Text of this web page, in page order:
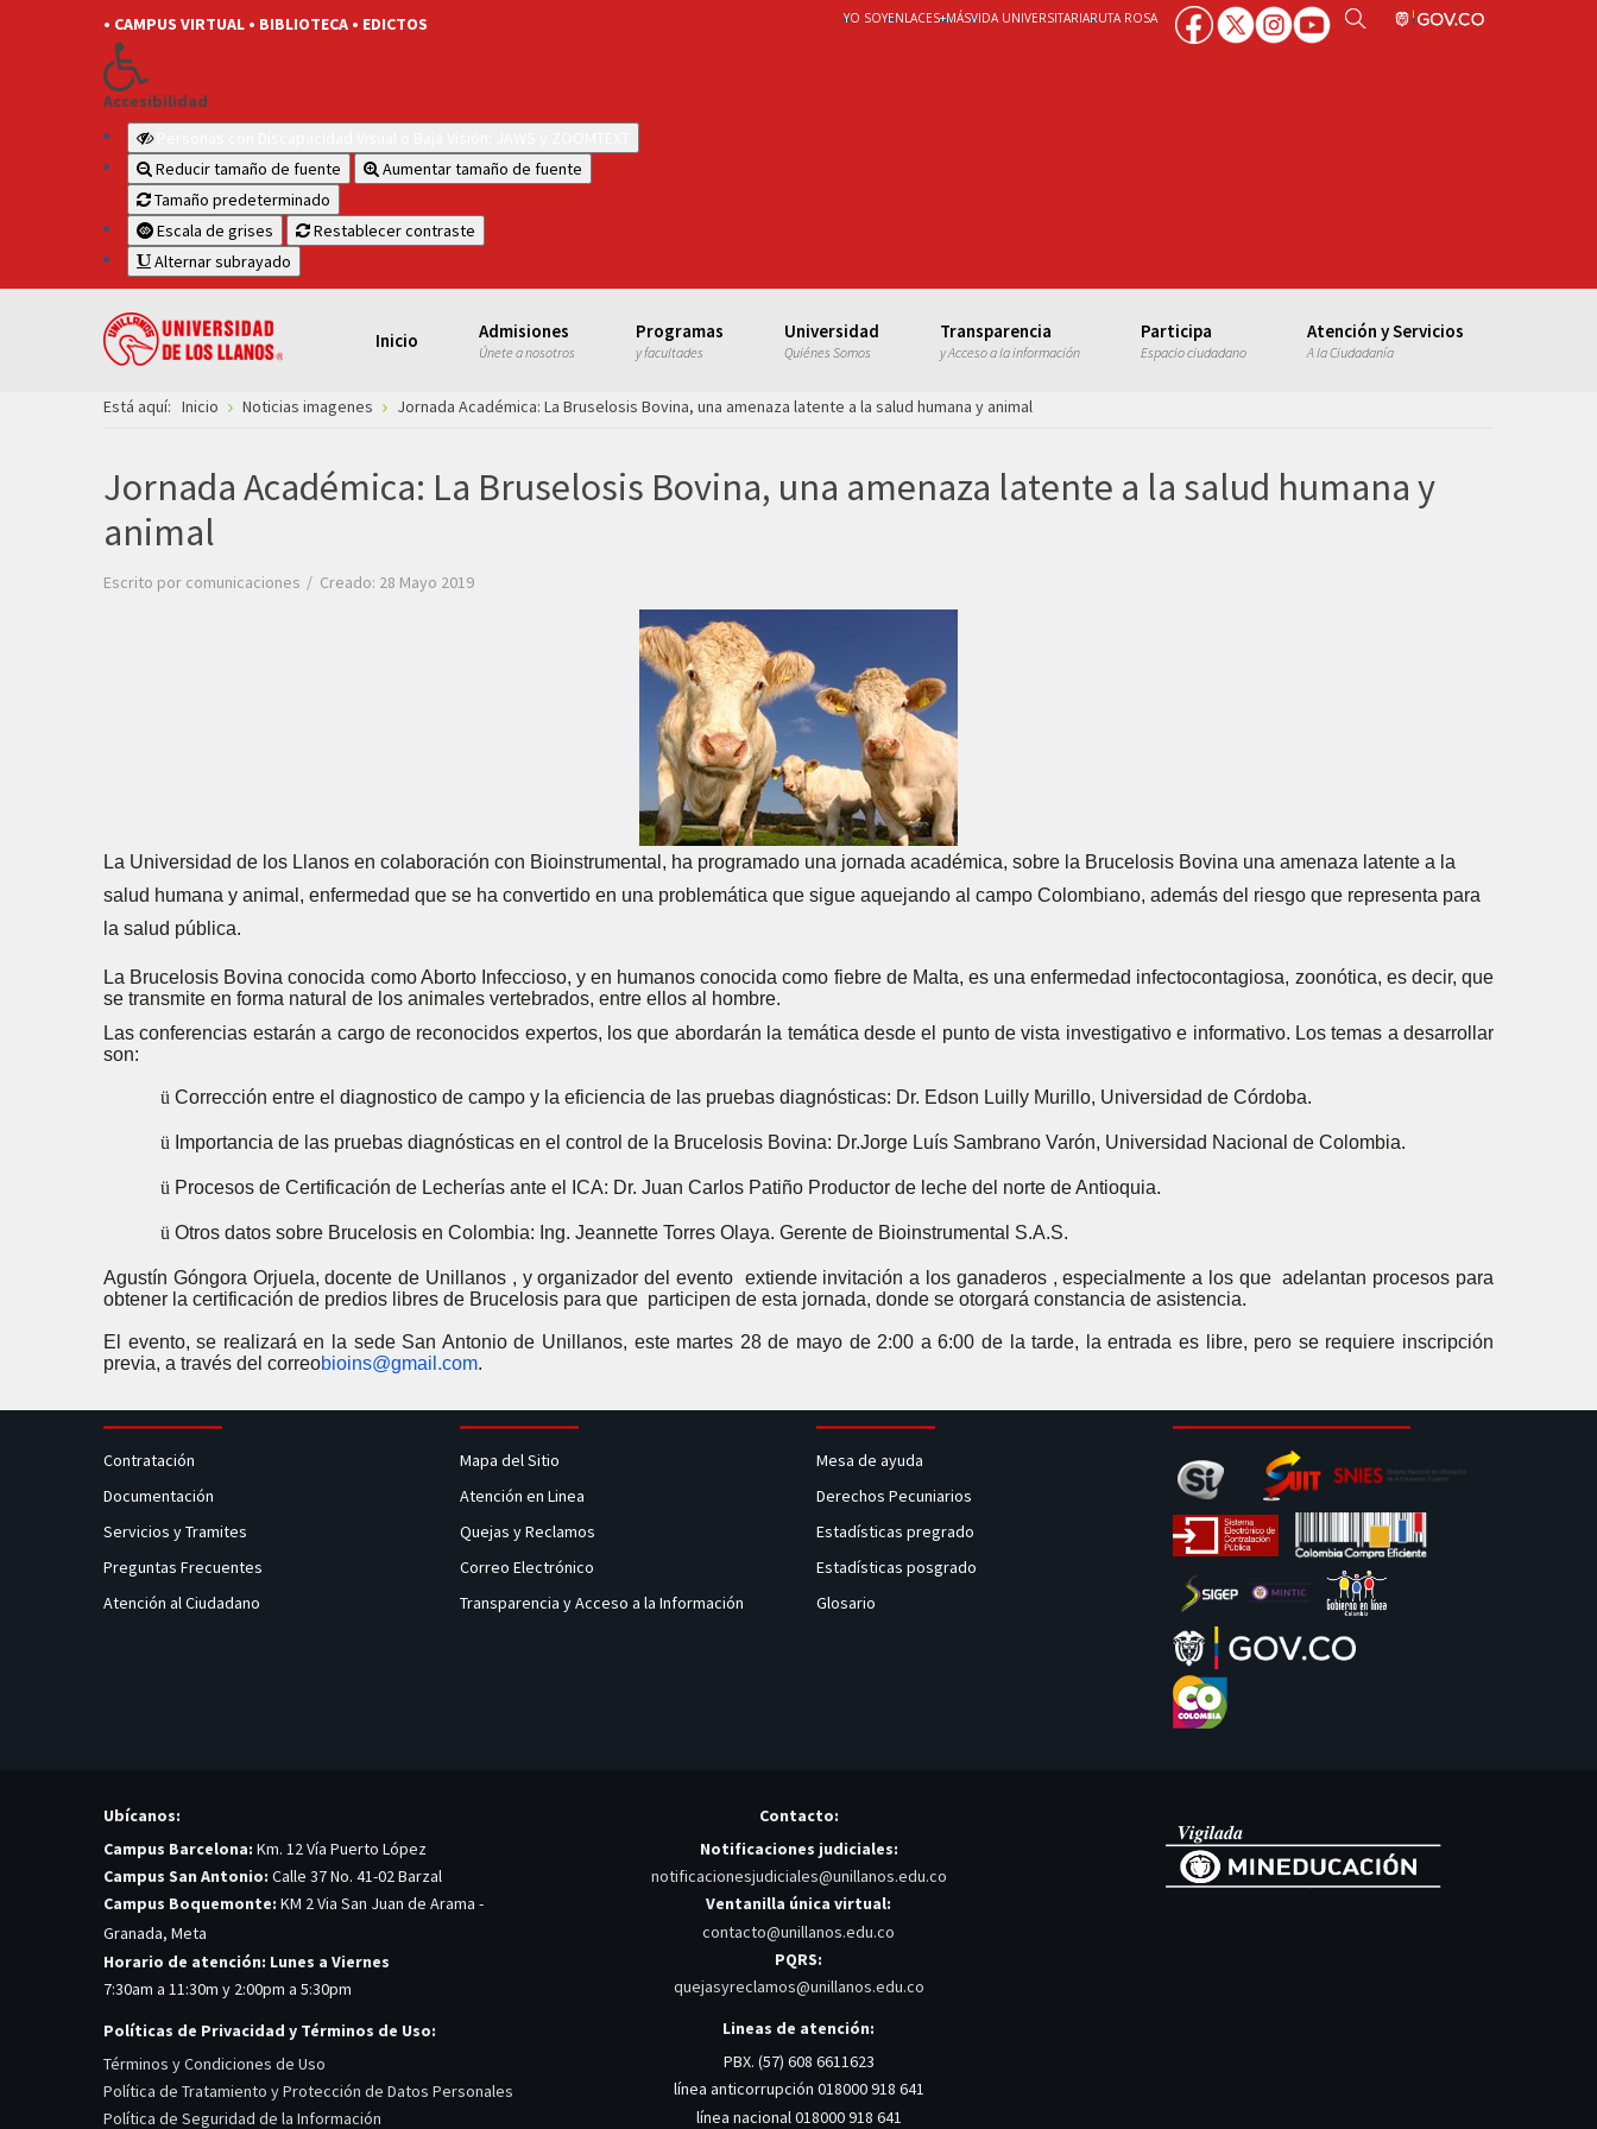
• CAMPUS VIRTUAL • BIBLIOTECA • EDICTOS
Accesibilidad
Reducir tamaño de fuente
Aumentar tamaño de fuente
Tamaño predeterminado
Escala de grises
Restablecer contraste
Alternar subrayado
YO SOYENLACES+MÁSVIDA UNIVERSITARIARUTA ROSA
Inicio Admisiones
Únete a nosotros
Programas
y facultades
Universidad
Quiénes Somos
Transparencia
y Acceso a la información
Participa
Espacio ciudadano
Atención y Servicios
A la Ciudadanía
Está aquí: Inicio Noticias imagenes Jornada Académica: La Bruselosis Bovina, una amenaza latente a la salud humana y animal
Jornada Académica: La Bruselosis Bovina, una amenaza latente a la salud humana y
animal
Escrito por comunicaciones Creado: 28 Mayo 2019
La Universidad de los Llanos en colaboración con Bioinstrumental, ha programado una jornada académica, sobre la Brucelosis Bovina una amenaza latente a la
salud humana y animal, enfermedad que se ha convertido en una problemática que sigue aquejando al campo Colombiano, además del riesgo que representa para
la salud pública.
La Brucelosis Bovina conocida como Aborto Infeccioso, y en humanos conocida como fiebre de Malta, es una enfermedad infectocontagiosa, zoonótica, es decir, que
se transmite en forma natural de los animales vertebrados, entre ellos al hombre.
Las conferencias estarán a cargo de reconocidos expertos, los que abordarán la temática desde el punto de vista investigativo e informativo. Los temas a desarrollar
son:
ü Corrección entre el diagnostico de campo y la eficiencia de las pruebas diagnósticas: Dr. Edson Luilly Murillo, Universidad de Córdoba.
ü Importancia de las pruebas diagnósticas en el control de la Brucelosis Bovina: Dr.Jorge Luís Sambrano Varón, Universidad Nacional de Colombia.
ü Procesos de Certificación de Lecherías ante el ICA: Dr. Juan Carlos Patiño Productor de leche del norte de Antioquia.
ü Otros datos sobre Brucelosis en Colombia: Ing. Jeannette Torres Olaya. Gerente de Bioinstrumental S.A.S.
Agustín Góngora Orjuela, docente de Unillanos , y organizador del evento extiende invitación a los ganaderos , especialmente a los que adelantan procesos para
obtener la certificación de predios libres de Brucelosis para que participen de esta jornada, donde se otorgará constancia de asistencia.
El evento, se realizará en la sede San Antonio de Unillanos, este martes 28 de mayo de 2:00 a 6:00 de la tarde, la entrada es libre, pero se requiere inscripción
previa, a través del correobioins@gmail.com.
Contratación
Documentación
Servicios y Tramites
Preguntas Frecuentes
Atención al Ciudadano
Mapa del Sitio
Atención en Linea
Quejas y Reclamos
Correo Electrónico
Transparencia y Acceso a la Información
Mesa de ayuda
Derechos Pecuniarios
Estadísticas pregrado
Estadísticas posgrado
Glosario
Ubícanos:
Campus Barcelona: Km. 12 Vía Puerto López
Campus San Antonio: Calle 37 No. 41-02 Barzal
Campus Boquemonte: KM 2 Via San Juan de Arama -
Granada, Meta
Horario de atención: Lunes a Viernes
7:30am a 11:30m y 2:00pm a 5:30pm
Políticas de Privacidad y Términos de Uso:
Términos y Condiciones de Uso
Política de Tratamiento y Protección de Datos Personales
Política de Seguridad de la Información
Contacto:
Notificaciones judiciales:
notificacionesjudiciales@unillanos.edu.co
Ventanilla única virtual:
contacto@unillanos.edu.co
PQRS:
quejasyreclamos@unillanos.edu.co
Lineas de atención:
PBX. (57) 608 6611623
línea anticorrupción 018000 918 641
línea nacional 018000 918 641